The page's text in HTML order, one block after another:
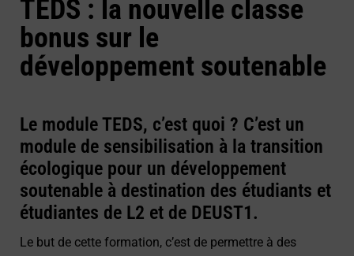
TEDS : la nouvelle classe
bonus sur le
développement soutenable
Le module TEDS, c’est quoi ? C’est un
module de sensibilisation à la transition
écologique pour un développement
soutenable à destination des étudiants et
étudiantes de L2 et de DEUST1.
Le but de cette formation, c’est de permettre à des